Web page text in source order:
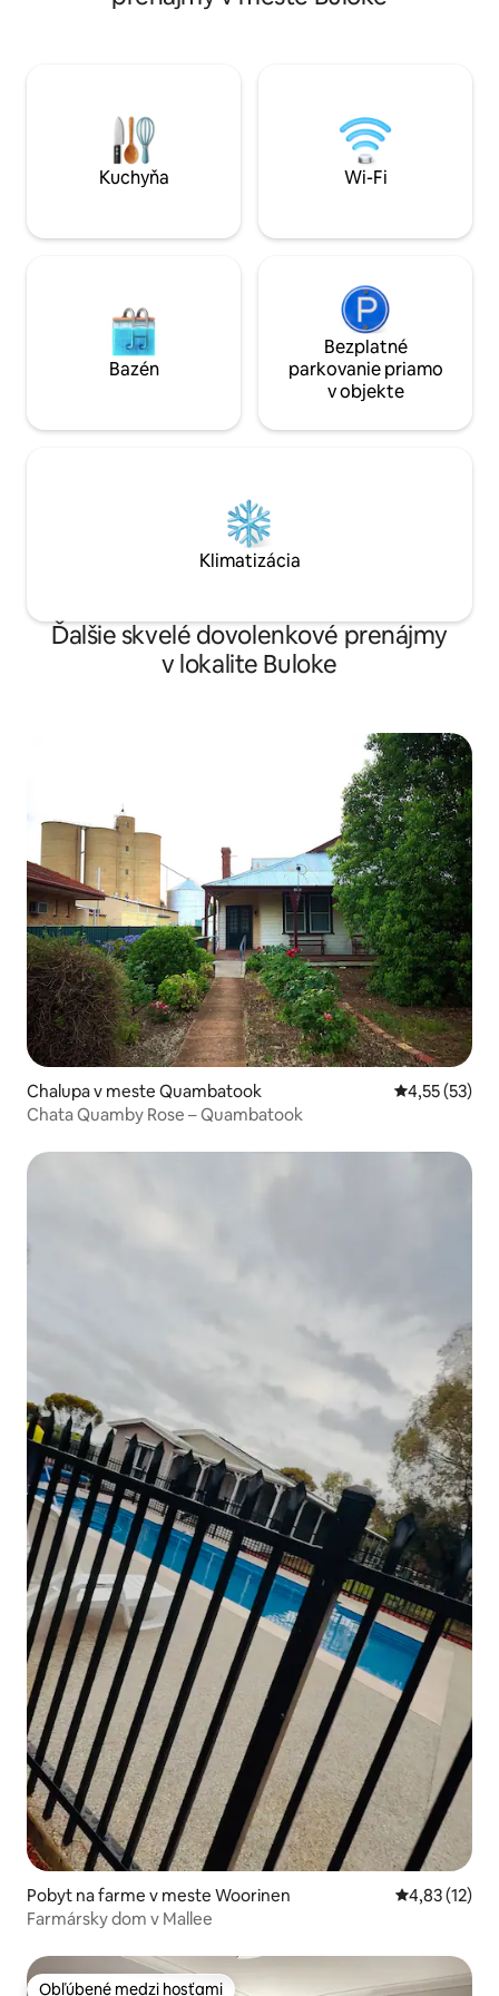
sa najedzte v
masážnom kresle
jednej z
dopriať si pokojný
Kuchyňa Wi-Fi
Bazén
Bezplatné
parkovanie priamo
v objekte
Klimatizácia
Ďalšie skvelé dovolenkové prenájmy
v lokalite Buloke
Chalupa v meste Quambatook Priemerné
4,55 (53)
Chata Quamby Rose – Quambatook
Pobyt na farme v meste Woorinen Priemerné
4,83 (12)
Farmársky dom v Mallee
Obľúbené medzi hosťami